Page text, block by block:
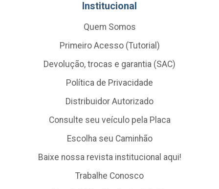
Institucional
Quem Somos
Primeiro Acesso (Tutorial)
Devolução, trocas e garantia (SAC)
Política de Privacidade
Distribuidor Autorizado
Consulte seu veículo pela Placa
Escolha seu Caminhão
Baixe nossa revista institucional aqui!
Trabalhe Conosco